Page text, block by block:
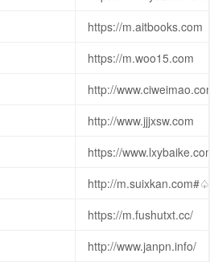
https://m.aitbooks.com
https://m.woo15.com
http://
http://www.jjjxsw.com
https://
http://
https://m.fushutxt.cc/
http://www.janpn.info/